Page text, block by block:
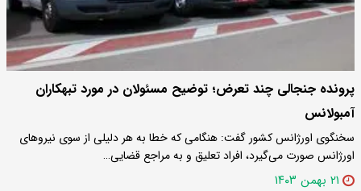
پرونده جنجالی چند تعرض؛ توضیح مسئولان در مورد تبهکاران
آمبولانس
سخنگوی اورژانس کشور گفت: هنگامی که خطا به هر دلیلی از سوی نیرو‌های
اورژانس صورت می‌گیرد، افراد تعلیق و به مراجع قضایی…
۲۱ بهمن ۱۴۰۳